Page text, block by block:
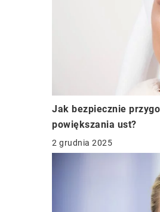
Jak bezpiecznie
powiększania ust?
2 grudnia 2025